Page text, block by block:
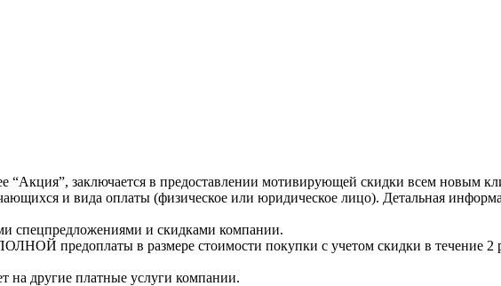
“Акция”, заключается в предоставлении мотивирующей скидки всем новым
и вида оплаты (физическое или юридическое лицо). Детальная
спецпредложениями и скидками компании.
предоплаты в размере стоимости покупки с учетом скидки в течение 2
на другие платные услуги компании.